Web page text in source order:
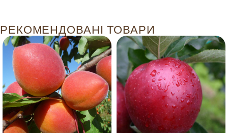
РЕКОМЕНДОВАНІ ТОВАРИ